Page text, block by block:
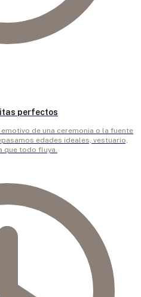
perfectos
de una ceremonia o la fuente
edades ideales, vestuario,
que todo fluya.